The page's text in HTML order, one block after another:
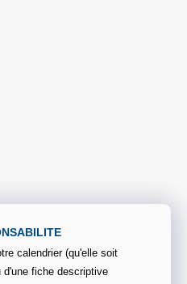
calendrier (qu'elle soit
d'une fiche descriptive